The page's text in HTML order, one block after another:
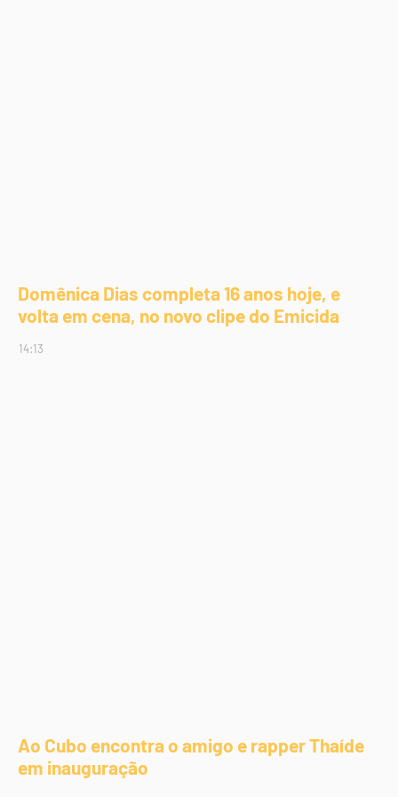
Domênica Dias completa 16 anos hoje, e
volta em cena, no novo clipe do Emicida
14:13
Ao Cubo encontra o amigo e rapper Thaíde
em inauguração